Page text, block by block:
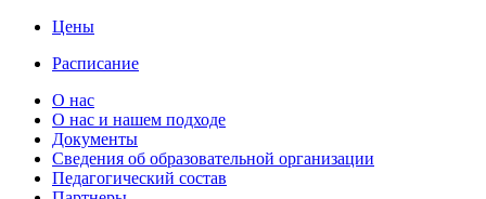
Цены
Расписание
О нас
О нас и нашем подходе
Документы
Сведения об образовательной организации
Педагогический состав